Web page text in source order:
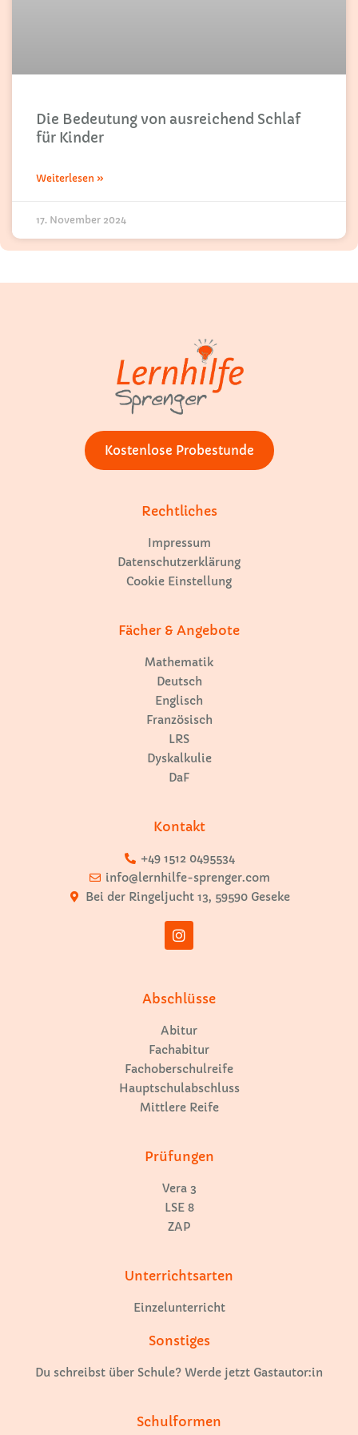
Die Bedeutung von ausreichend Schlaf
für Kinder
Weiterlesen »
17. November 2024
Kostenlose Probestunde
Rechtliches
Impressum
Datenschutzerklärung
Cookie Einstellung
Fächer & Angebote
Mathematik
Deutsch
Englisch
Französisch
LRS
Dyskalkulie
DaF
Kontakt
+49 1512 0495534
info@lernhilfe-sprenger.com
Bei der Ringeljucht 13, 59590 Geseke
Abschlüsse
Abitur
Fachabitur
Fachoberschulreife
Hauptschulabschluss
Mittlere Reife
Prüfungen
Vera 3
LSE 8
ZAP
Unterrichtsarten
Einzelunterricht
Sonstiges
Du schreibst über Schule? Werde jetzt Gastautor:in
Schulformen